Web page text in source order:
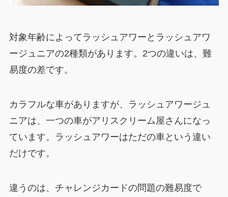
対象年齢によってラッシュアワーとラッシュアワ
ージュニアの2種類があります。2つの違いは、難
易度の差です。
カラフルな車がありますが、ラッシュアワージュ
ニアは、一つの車がアリスクリーム屋さんになっ
ています。ラッシュアワーはただの車という違い
だけです。
違うのは、チャレンジカードの問題の難易度で